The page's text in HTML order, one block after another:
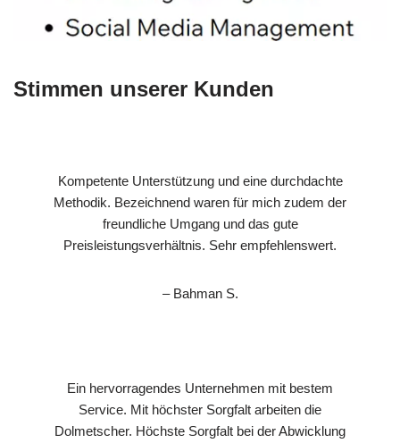
Stimmen unserer Kunden
Kompetente Unterstützung und eine durchdachte
Methodik. Bezeichnend waren für mich zudem der
freundliche Umgang und das gute
Preisleistungsverhältnis. Sehr empfehlenswert.
– Bahman S.
Ein hervorragendes Unternehmen mit bestem
Service. Mit höchster Sorgfalt arbeiten die
Dolmetscher. Höchste Sorgfalt bei der Abwicklung